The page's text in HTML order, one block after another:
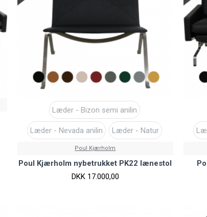
Læder - Bizon semi anilin
Læder - Nevada anilin Læder - Natur
Poul Kjærholm
Poul Kjærholm nybetrukket PK22 lænestol
DKK 17.000,00